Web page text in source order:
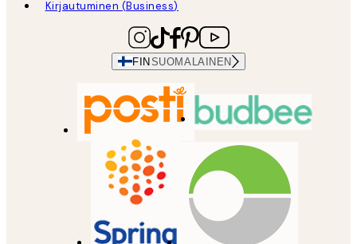
Kirjautuminen (Business)
FINSUOMALAINEN